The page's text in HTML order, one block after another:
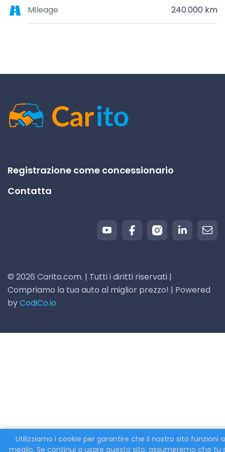
Mileage 240.000 km
Registrazione come concessionario
Contatta
© 2026 Carito.com. | Tutti i diritti riservati |
Compriamo la tua auto al miglior prezzo! | Powered
byCodiCo.io
Utilizziamo i cookie per garantire che il nostro sito funzioni
meglio. Se continui a usare questo sito, assumeremo che tu